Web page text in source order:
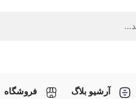
آرشیو بلاگ فروشگاه